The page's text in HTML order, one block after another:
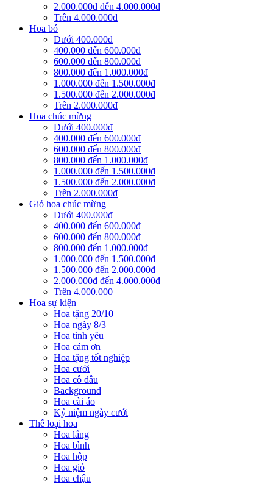
2.000.000đ đến 4.000.000đ
Trên 4.000.000đ
Hoa bó
Dưới 400.000đ
400.000 đến 600.000đ
600.000 đến 800.000đ
800.000 đến 1.000.000đ
1.000.000 đến 1.500.000đ
1.500.000 đến 2.000.000đ
Trên 2.000.000đ
Hoa chúc mừng
Dưới 400.000đ
400.000 đến 600.000đ
600.000 đến 800.000đ
800.000 đến 1.000.000đ
1.000.000 đến 1.500.000đ
1.500.000 đến 2.000.000đ
Trên 2.000.000đ
Giỏ hoa chúc mừng
Dưới 400.000đ
400.000 đến 600.000đ
600.000 đến 800.000đ
800.000 đến 1.000.000đ
1.000.000 đến 1.500.000đ
1.500.000 đến 2.000.000đ
2.000.000đ đến 4.000.000đ
Trên 4.000.000
Hoa sự kiện
Hoa tặng 20/10
Hoa ngày 8/3
Hoa tình yêu
Hoa cảm ơn
Hoa tặng tốt nghiệp
Hoa cưới
Hoa cô dâu
Background
Hoa cài áo
Kỷ niệm ngày cưới
Thể loại hoa
Hoa lẵng
Hoa bình
Hoa hộp
Hoa giỏ
Hoa chậu